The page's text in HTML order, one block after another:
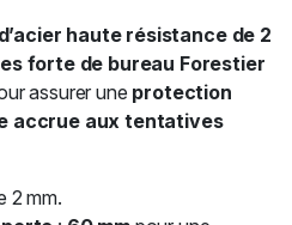
haute résistance de 2
forte de bureau Forestier
assurer une protection
accrue aux tentatives
2 mm.